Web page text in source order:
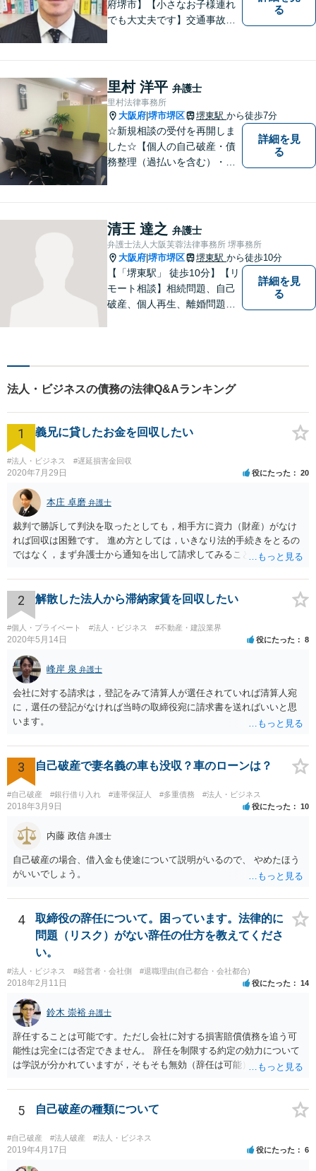
府堺市】【小さなお子様連れ
でも大丈夫です】交通事故、
る
里村 洋平 弁護士
里村法律事務所
大阪府 堺市堺区 堺東駅 から徒歩7分
☆新規相談の受付を再開しま
した☆【個人の自己破産・債
務整理（過払いを含む）・法
回相談無料（特に時間制限は
ありません）】【堺東徒歩７
分】【分割払い・法テラス利
用もご相談下さい】
詳細を見
る
清王 達之 弁護士
弁護士法人大阪芙蓉法律事務所 堺事務所
大阪府 堺市堺区 堺東駅 から徒歩10分
【「堺東駅」 徒歩10分】【リ
モート相談】相続問題、自己
破産、個人再生、離婚問題な
イス致しますので、お気軽に
ご相談ください。
詳細を見
る
法人・ビジネスの債務の法律Q&Aランキング
1 義兄に貸したお金を回収したい
#法人・ビジネス #遅延損害金回収
2020年7月29日 役にたった 20
本庄 卓磨 弁護士
裁判で勝訴して判決を取ったとしても，相手方に資力（財産）がなけ
れば回収は困難です。 進め方としては，いきなり法的手続きをとるの
ではなく，まず弁護士から通知を出して請求してみることを検討すべ
2 解散した法人から滞納家賃を回収したい
#個人・プライベート #法人・ビジネス #不動産・建設業界
2020年5月14日 役にたった 8
峰岸 泉 弁護士
会社に対する請求は，登記をみて清算人が選任されていれば清算人宛
に，選任の登記がなければ当時の取締役宛に請求書を送ればいいと思
います。
3 自己破産で妻名義の車も没収？車のローンは？
#自己破産 #銀行借り入れ #連帯保証人 #多重債務 #法人・ビジネス
2018年3月9日 役にたった 10
内藤 政信 弁護士
自己破産の場合、借入金も使途について説明がいるので、 やめたほう
がいいでしょう。
4
取締役の辞任について。困っています。法律的に
問題（リスク）がない辞任の仕方を教えてくださ
い。
#法人・ビジネス #経営者・会社側 #退職理由(自己都合・会社都合)
2018年2月11日 役にたった 14
鈴木 崇裕 弁護士
辞任することは可能です。ただし会社に対する損害賠償債務を追う可
能性は完全には否定できません。 辞任を制限する約定の効力について
は学説が分かれていますが，そもそも無効（辞任は可能）と考える説
る可能性があると考える説が有力です。 ただし，いずれの説をとった
場合でも，会社にとって「不利な時期」に辞任したときは，「やむを
得ない事由」がない限り，会社の損害を賠償しなければならなくなり
ます。 健康上の理由は「やむを得ない事由」の典型ですが，程度によ
って異なります。 子会社の代表取締役が辞任を認めてくれるのであれ
5 自己破産の種類について
#自己破産 #法人破産 #法人・ビジネス
2019年4月17日 役にたった 6